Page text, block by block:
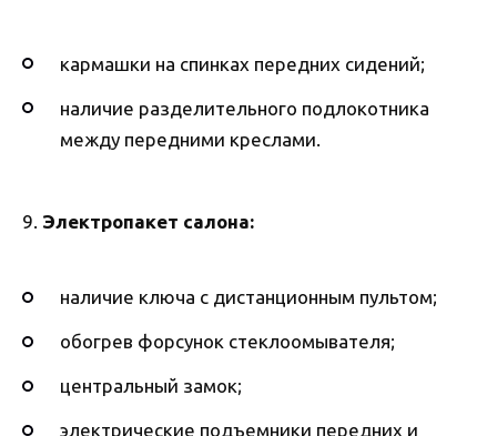
кармашки на спинках передних сидений;
наличие разделительного подлокотника
между передними креслами.
9. Электропакет салона:
наличие ключа с дистанционным пультом;
обогрев форсунок стеклоомывателя;
центральный замок;
электрические подъемники передних и